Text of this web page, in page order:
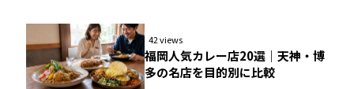
42 views
福岡人気カレー店20選｜天神・博
多の名店を目的別に比較